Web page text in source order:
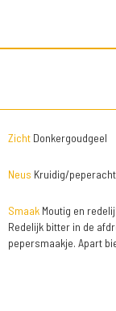
ZichtDonkergoudgeel
Neus Kruidig/
SmaakMoutig en
Redelijk bitter in de
pepersmaakje. Apart